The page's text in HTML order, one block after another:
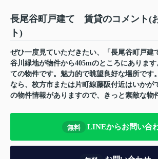
長尾谷町戸建て 賃貸のコメント(
ト)
ぜひ一度見ていただきたい、「長尾谷町戸
谷川緑地が物件から405mのところにありま
ての物件です。魅力的で眺望良好な場所です
なら、枚方市または片町線藤阪付近はいかが
の物件情報がありますので、きっと素敵な物
無料 LINEからお問い合